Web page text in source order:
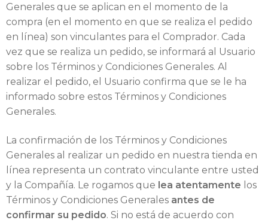
e
ñ
a
s
Generales que se aplican en el momento de la
compra (en el momento en que se realiza el pedido
en línea) son vinculantes para el Comprador. Cada
vez que se realiza un pedido, se informará al Usuario
sobre los Términos y Condiciones Generales. Al
realizar el pedido, el Usuario confirma que se le ha
informado sobre estos Términos y Condiciones
Generales.
La confirmación de los Términos y Condiciones
Generales al realizar un pedido en nuestra tienda en
línea representa un contrato vinculante entre usted
y la Compañía. Le rogamos que lea atentamente los
Términos y Condiciones Generales antes de
confirmar su pedido. Si no está de acuerdo con